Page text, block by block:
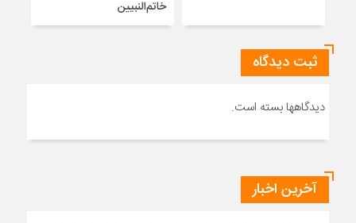
خاتم‌النبیین
ثبت دیدگاه
دیدگاهها بسته است.
آخرین اخبار